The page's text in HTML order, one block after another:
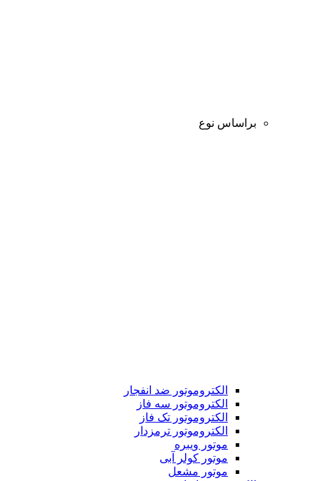
براساس نوع
الکتروموتور ضد انفجار
الکتروموتور سه فاز
الکتروموتور تک فاز
الکتروموتور ترمزدار
موتور ویبره
موتور کولر آبی
موتور مشعل